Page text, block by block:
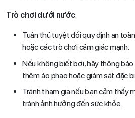
Trò chơi dưới nước:
Tuân thủ tuyệt đối quy định an
hoặc các trò chơi cảm giác mạnh.
Nếu không biết bơi, hãy thông
thêm áo phao hoặc giám sát đặc
Tránh tham gia nếu bạn cảm thấy
tránh ảnh hưởng đến sức khỏe.